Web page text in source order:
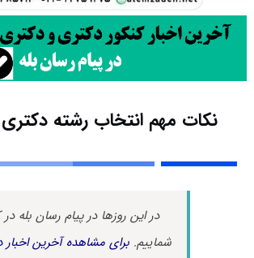
نکات مهم انتخاب رشته
در این روزها در پیام رسان بله در
شماییم.برای مشاهده آخرین